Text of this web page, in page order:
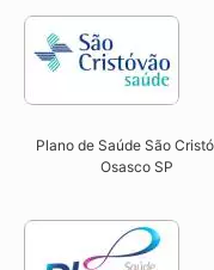
Plano de Saúde São
Osasco SP​